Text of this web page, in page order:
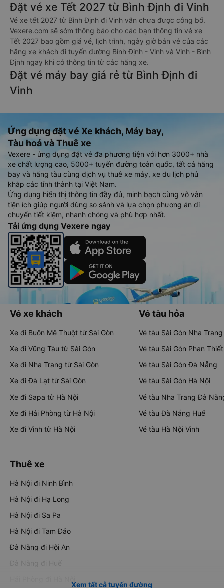
Đặt vé xe Tết 2027 từ Bình Định đi Vinh
Vé xe tết 2027 từ Bình Định đi Vinh vẫn chưa được công bố.
Vexere.com sẽ sớm thông báo cho các bạn thông tin vé xe
Tết 2027 bao gồm giá vé, lịch trình, ngày giờ bán vé của các
hãng xe khách đi tuyến đường Bình Định - Vinh và Vinh - Bình
Định ngay khi có thông tin từ các hãng xe.
Đặt vé máy bay giá rẻ từ Bình Định đi
Vinh
Ứng dụng đặt vé Xe khách, Máy bay,
Tàu hoả và Thuê xe
Vexere - ứng dụng đặt vé đa phương tiện với hơn 3000+ nhà
xe chất lượng cao, 5000+ tuyến đường toàn quốc, tất cả hãng
bay và hãng tàu cùng dịch vụ thuê xe máy, xe du lịch phủ
khắp các tỉnh thành tại Việt Nam.
Ứng dụng hiển thị thông tin đầy đủ, minh bạch cùng vô vàn
tiện ích giúp người dùng so sánh và lựa chọn phương án di
chuyển tiết kiệm, nhanh chóng và phù hợp nhất.
Tải ứng dụng Vexere ngay
Vé xe khách
Xe đi Buôn Mê Thuột từ Sài Gòn
Xe đi Vũng Tàu từ Sài Gòn
Xe đi Nha Trang từ Sài Gòn
Xe đi Đà Lạt từ Sài Gòn
Xe đi Sapa từ Hà Nội
Xe đi Hải Phòng từ Hà Nội
Xe đi Vinh từ Hà Nội
Vé tàu hỏa
Vé tàu Sài Gòn Nha Trang
Vé tàu Sài Gòn Phan Thiết
Vé tàu Sài Gòn Đà Nẵng
Vé tàu Sài Gòn Hà Nội
Vé tàu Nha Trang Đà
Vé tàu Đà Nẵng Huế
Vé tàu Hà Nội Vinh
Thuê xe
Hà Nội đi Ninh Bình
Hà Nội đi Hạ Long
Hà Nội đi Sa Pa
Hà Nội đi Tam Đảo
Đà Nẵng đi Hội An
Đà Nẵng đi Huế
Xem tất cả tuyến đường